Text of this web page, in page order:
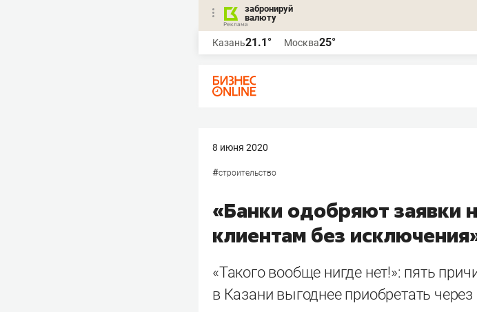
забронируй
валюту
Казань21.1° Москва25°
8 июня 2020
#строительство
«Банки одобряют заявки
клиентам без
«Такого вообще нигде нет!»: пять
в Казани выгоднее приобретать